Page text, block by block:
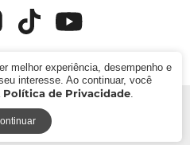
melhor experiência, desempenho e
interesse. Ao continuar, você
Política de Privacidade.